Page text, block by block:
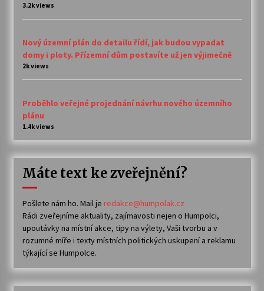
3.2k views
Nový územní plán do detailu řídí, jak budou vypadat
domy i ploty. Přízemní dům postavíte už jen výjimečně
2k views
Proběhlo veřejné projednání návrhu nového územního
plánu
1.4k views
Máte text ke zveřejnění?
Pošlete nám ho. Mail je redakce@humpolak.cz
Rádi zveřejníme aktuality, zajímavosti nejen o Humpolci,
upoutávky na místní akce, tipy na výlety, Vaši tvorbu a v
rozumné míře i texty místních politických uskupení a reklamu
týkající se Humpolce.